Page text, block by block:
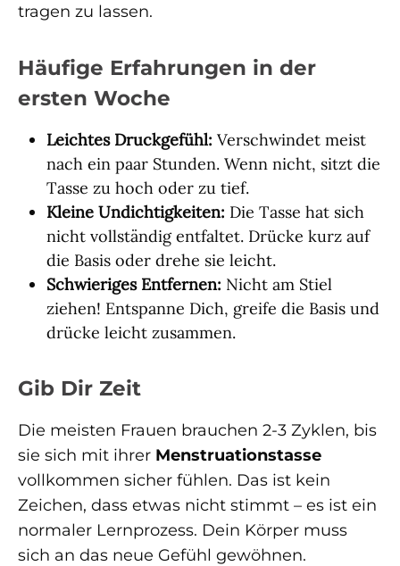
tragen zu lassen.
Häufige Erfahrungen in der
ersten Woche
Leichtes Druckgefühl: Verschwindet meist
nach ein paar Stunden. Wenn nicht, sitzt die
Tasse zu hoch oder zu tief.
Kleine Undichtigkeiten: Die Tasse hat sich
nicht vollständig entfaltet. Drücke kurz auf
die Basis oder drehe sie leicht.
Schwieriges Entfernen: Nicht am Stiel
ziehen! Entspanne Dich, greife die Basis und
drücke leicht zusammen.
Gib Dir Zeit
Die meisten Frauen brauchen 2-3 Zyklen, bis
sie sich mit ihrer Menstruationstasse
vollkommen sicher fühlen. Das ist kein
Zeichen, dass etwas nicht stimmt – es ist ein
normaler Lernprozess. Dein Körper muss
sich an das neue Gefühl gewöhnen.